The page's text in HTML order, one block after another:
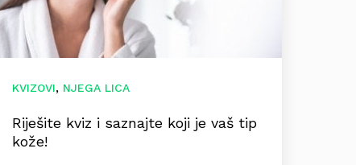
KVIZOVI, NJEGA LICA
Riješite kviz i saznajte koji je vaš tip
kože!